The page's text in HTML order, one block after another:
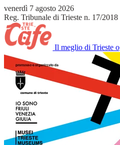
venerdì 7 agosto 2026
Reg. Tribunale di Trieste n. 17/2018
Il meglio di Trieste